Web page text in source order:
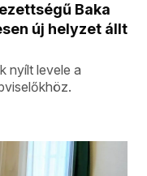
Baka
új helyzet állt
nyílt levele a